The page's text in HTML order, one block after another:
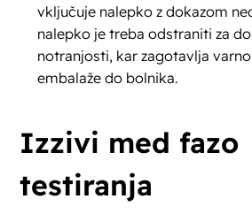
vključuje nalepko z dokazom
nalepko je treba odstraniti za
notranjosti, kar zagotavlja
embalaže do bolnika.
Izzivi med fazo
testiranja